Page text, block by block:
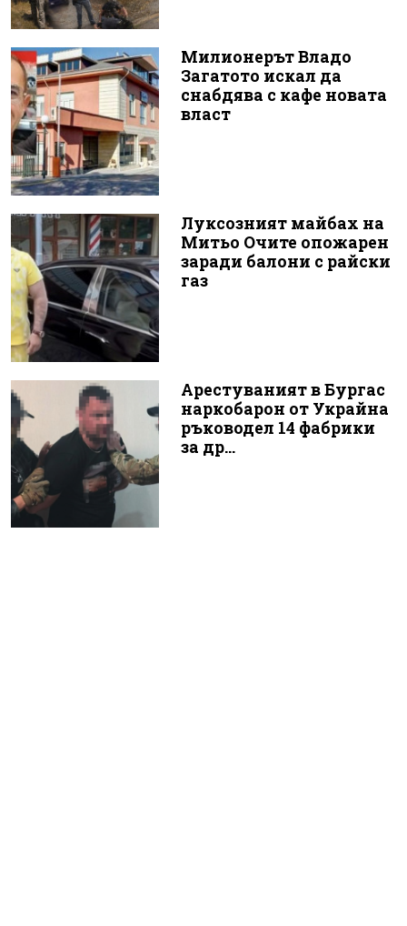
Милионерът Владо
Загатото искал да
снабдява с кафе новата
власт
Луксозният майбах на
Митьо Очите опожарен
заради балони с райски
газ
Арестуваният в Бургас
наркобарон от Украйна
ръководел 14 фабрики
за др...